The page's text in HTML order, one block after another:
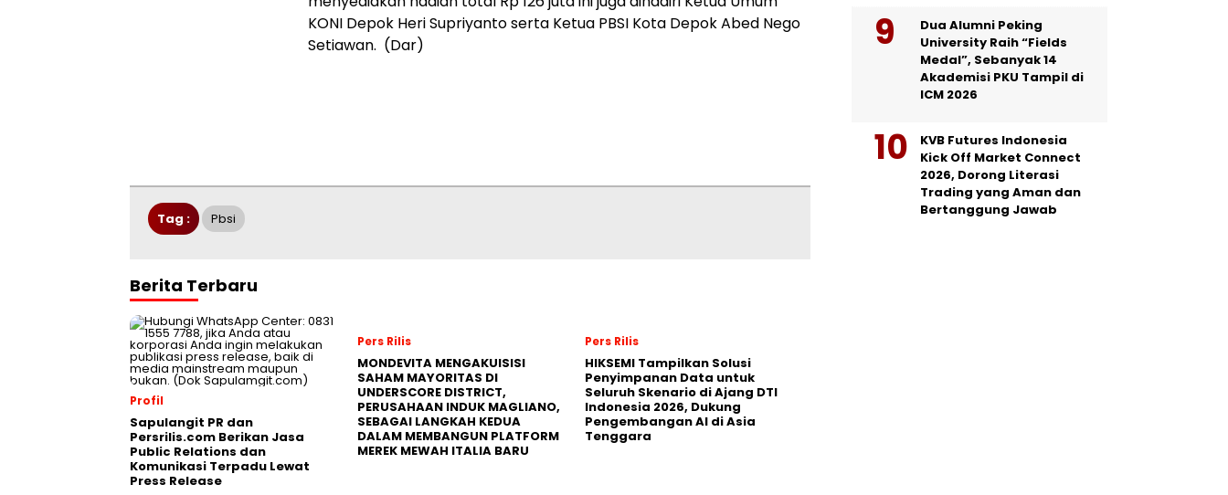
KONI Depok Heri Supriyanto serta Ketua PBSI Kota Depok Abed Nego
Setiawan. (Dar)
Tag : Pbsi
Berita Terbaru
Profil
Sapulangit PR dan
Persrilis.com Berikan Jasa
Public Relations dan
Komunikasi Terpadu Lewat
Press Release
Pers Rilis
MONDEVITA MENGAKUISISI
SAHAM MAYORITAS DI
UNDERSCORE DISTRICT,
PERUSAHAAN INDUK MAGLIANO,
SEBAGAI LANGKAH KEDUA
DALAM MEMBANGUN PLATFORM
MEREK MEWAH ITALIA BARU
Pers Rilis
HIKSEMI Tampilkan Solusi
Penyimpanan Data untuk
Seluruh Skenario di Ajang DTI
Indonesia 2026, Dukung
Pengembangan AI di Asia
Tenggara
Dua Alumni Peking
University Raih “Fields
Medal”, Sebanyak 14
Akademisi PKU Tampil di
ICM 2026
KVB Futures Indonesia
Kick Off Market Connect
2026, Dorong Literasi
Trading yang Aman dan
Bertanggung Jawab